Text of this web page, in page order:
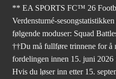
** EA SPORTS FC™ 26
Verdensturné-
følgende moduser: Squad
††Du må fullføre trinnene for å
fordelingen innen 15. juni
Hvis du løser inn etter 15.